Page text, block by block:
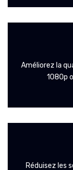
Améliorez la
1080p
Réduisez les